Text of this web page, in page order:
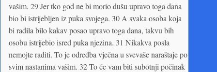
vašim. 29 Jer tko god ne bi morio dušu upravo toga dana
bio bi istrijebljen iz puka svojega. 30 A svaka osoba koja
bi radila bilo kakav posao upravo toga dana, takvu bih
osobu istrijebio isred puka njezina. 31 Nikakva posla
nemojte raditi. To je odredba vječna u svevaše naraštaje po
svim nastanima vašim. 32 To će vam biti subotnji počinak